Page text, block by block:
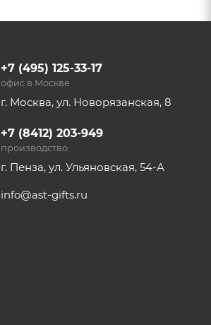
+7 (495) 125-33-17
офис в Москве
г. Москва, ул. Новорязанская, 8
+7 (8412) 203-949
производство
г. Пенза, ул. Ульяновская, 54-А
info@ast-gifts.ru